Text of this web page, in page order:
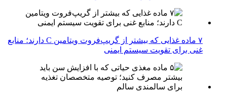
۷ ماده غذایی که بیشتر از گریپ‌فروت ویتامین C دارند؛ منابع
غنی برای تقویت سیستم ایمنی